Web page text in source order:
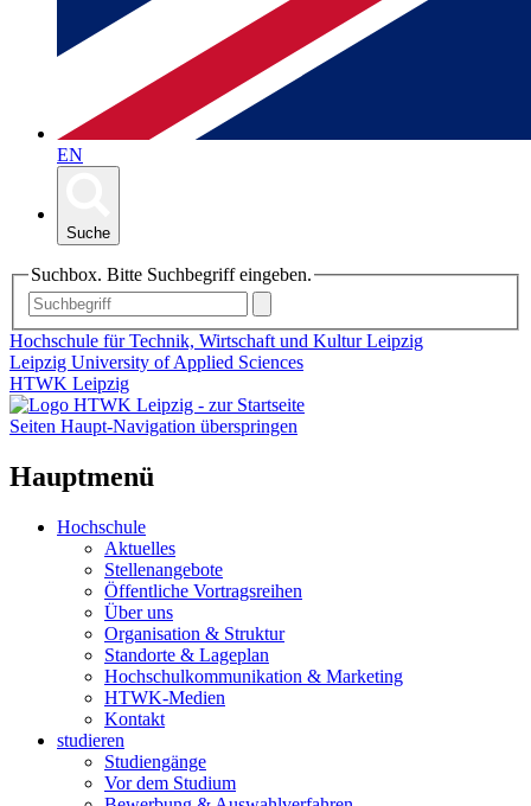
EN
Suche
Suchbox. Bitte Suchbegriff eingeben.
Hochschule für Technik, Wirtschaft und Kultur Leipzig
Leipzig University of Applied Sciences
HTWK Leipzig
Seiten Haupt-Navigation überspringen
Hauptmenü
Hochschule
Aktuelles
Stellenangebote
Öffentliche Vortragsreihen
Über uns
Organisation & Struktur
Standorte & Lageplan
Hochschulkommunikation & Marketing
HTWK-Medien
Kontakt
studieren
Studiengänge
Vor dem Studium